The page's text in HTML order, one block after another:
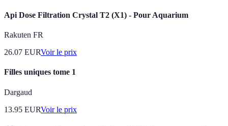
Api Dose Filtration Crystal T2 (X1) - Pour Aquarium
Rakuten FR
26.07 EURVoir le prix
Filles uniques tome 1
Dargaud
13.95 EURVoir le prix